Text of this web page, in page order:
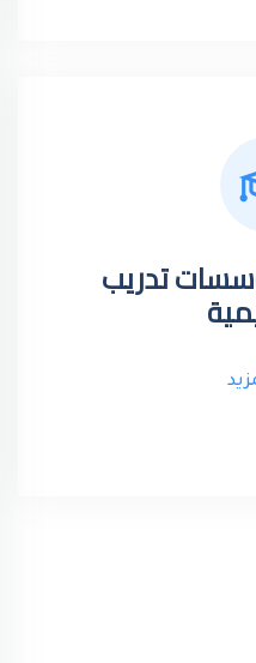
تدريب